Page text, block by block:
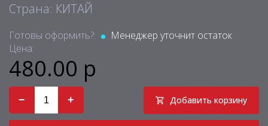
Страна: КИТАЙ
Готовы оформить?:
Менеджер уточнит остаток
Цена:
480.00 р
− + Добавить корзину